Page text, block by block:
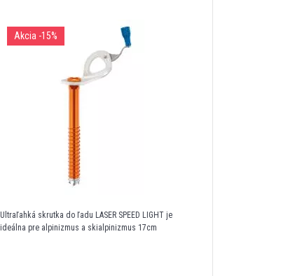
Akcia -15%
Ultraľahká skrutka do ľadu LASER SPEED LIGHT je
ideálna pre alpinizmus a skialpinizmus 17cm